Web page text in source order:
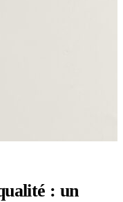
: un